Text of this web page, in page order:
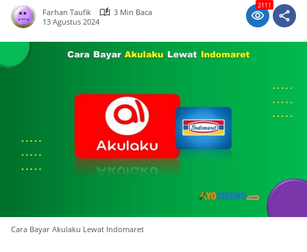
Farhan Taufik
3 Min Baca
13 Agustus 2024
2111
Cara Bayar Akulaku Lewat Indomaret